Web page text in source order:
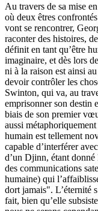
Au travers de sa mise
où deux êtres
vont se rencontrer,
raconter des histoires,
définit en tant qu’être
imaginaire, et dès lors
ni à la raison est ainsi
devoir contrôler les
Swinton, qui va, au
emprisonner son destin
biais de son premier
aussi
humain est tellement
capable d’interférer
d’un Djinn, étant donné
des communications
humaine) qui
dort jamais". L’éternité
fait, bien qu’elle